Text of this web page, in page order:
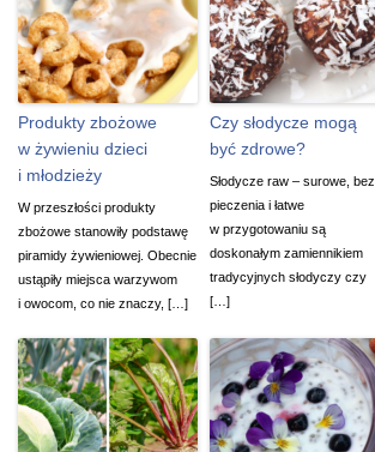
Produkty zbożowe
w żywieniu dzieci
i młodzieży
W przeszłości produkty
zbożowe stanowiły podstawę
piramidy żywieniowej. Obecnie
ustąpiły miejsca warzywom
i owocom, co nie znaczy, […]
Czy słodycze mogą
być zdrowe?
Słodycze raw – surowe, bez
pieczenia i łatwe
w przygotowaniu są
doskonałym zamiennikiem
tradycyjnych słodyczy czy
[…]